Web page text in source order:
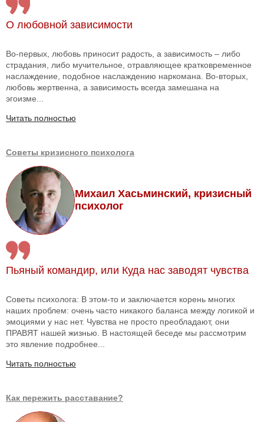
О любовной зависимости
Во-первых, любовь приносит радость, а зависимость – либо
страдания, либо мучительное, отравляющее кратковременное
наслаждение, подобное наслаждению наркомана. Во-вторых,
любовь жертвенна, а зависимость всегда замешана на
эгоизме...
Читать полностью
Советы кризисного психолога
Михаил Хасьминский, кризисный
психолог
Пьяный командир, или Куда нас заводят чувства
Советы психолога: В этом-то и заключается корень многих
наших проблем: очень часто никакого баланса между логикой и
эмоциями у нас нет. Чувства не просто преобладают, они
ПРАВЯТ нашей жизнью. В настоящей беседе мы рассмотрим
это явление подробнее...
Читать полностью
Как пережить расставание?